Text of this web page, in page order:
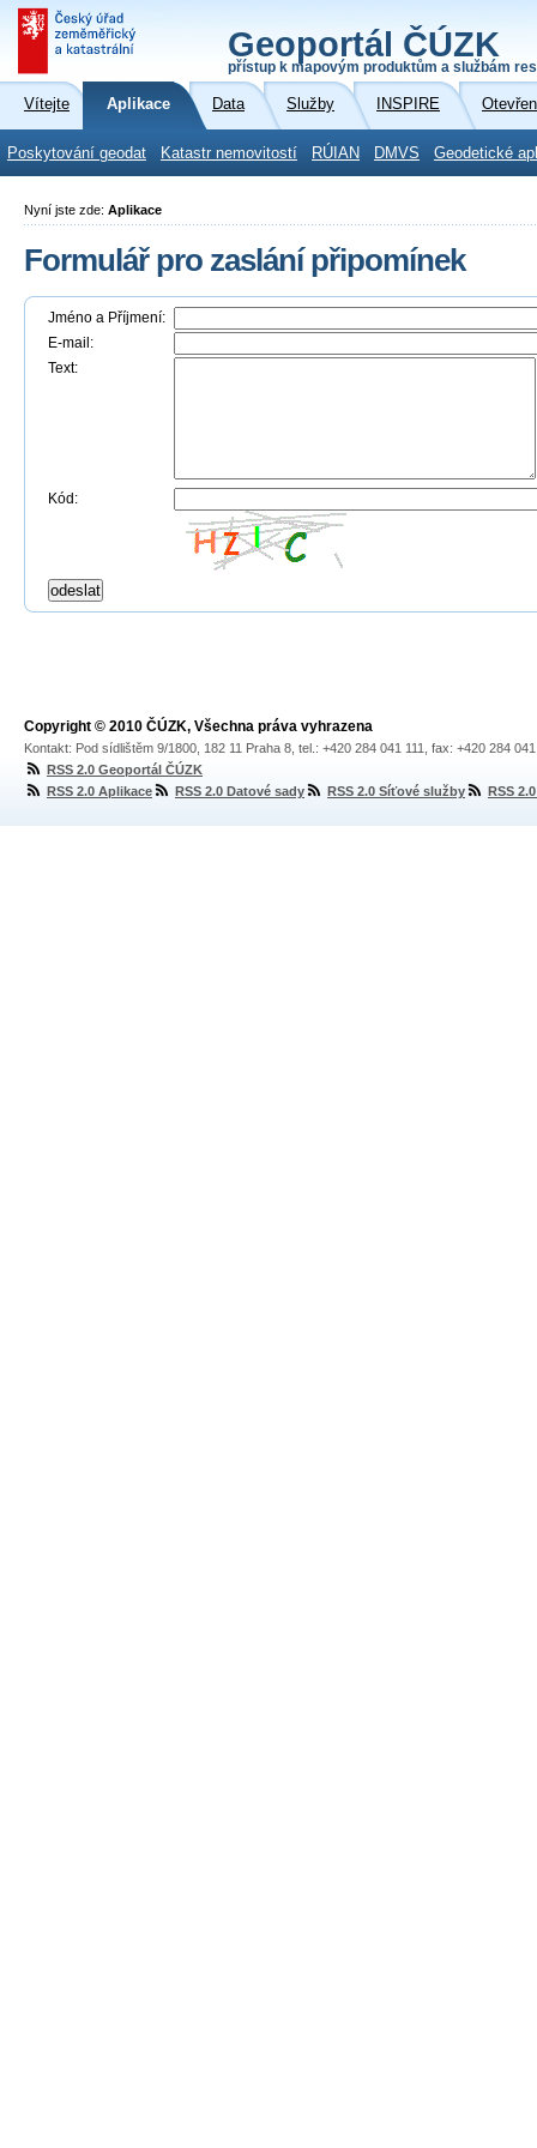
Geoportál ČÚZK
přístup k mapovým produktům a službám
Vítejte Aplikace Data Služby INSPIRE
Poskytování geodat Katastr nemovitostí RÚIAN DMVS Geodetické
Nyní jste zde: Aplikace
Formulář pro zaslání připomínek
Jméno a Příjmení:
E-mail:
Text:
Kód:
Copyright © 2010 ČÚZK, Všechna práva vyhrazena
Kontakt: Pod sídlištěm 9/1800, 182 11 Praha 8, tel.: +420 284 041 111, fax: +420 284
RSS 2.0 Geoportál ČÚZK
RSS 2.0 Aplikace
RSS 2.0 Datové sady RSS 2.0 Síťové služby RSS